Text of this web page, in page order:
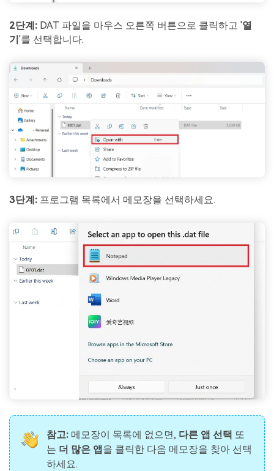
2단계: DAT 파일을 마우스 오른쪽 버튼으로 클릭하고 '열
기'를 선택합니다.
3단계: 프로그램 목록에서 메모장을 선택하세요.
참고:메모장이 목록에 없으면, 다른 앱 선택 또
는 더 많은 앱을 클릭한 다음 메모장을 찾아 선택
하세요.